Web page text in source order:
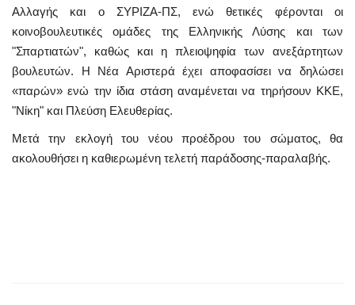
Αλλαγής και ο ΣΥΡΙΖΑ-ΠΣ, ενώ θετικές φέρονται οι
κοινοβουλευτικές ομάδες της Ελληνικής Λύσης και των
"Σπαρτιατών", καθώς και η πλειοψηφία των ανεξάρτητων
βουλευτών. Η Νέα Αριστερά έχει αποφασίσει να δηλώσει
«παρών» ενώ την ίδια στάση αναμένεται να τηρήσουν ΚΚΕ,
"Νίκη" και Πλεύση Ελευθερίας.
Μετά την εκλογή του νέου προέδρου του σώματος, θα
ακολουθήσει η καθιερωμένη τελετή παράδοσης-παραλαβής.